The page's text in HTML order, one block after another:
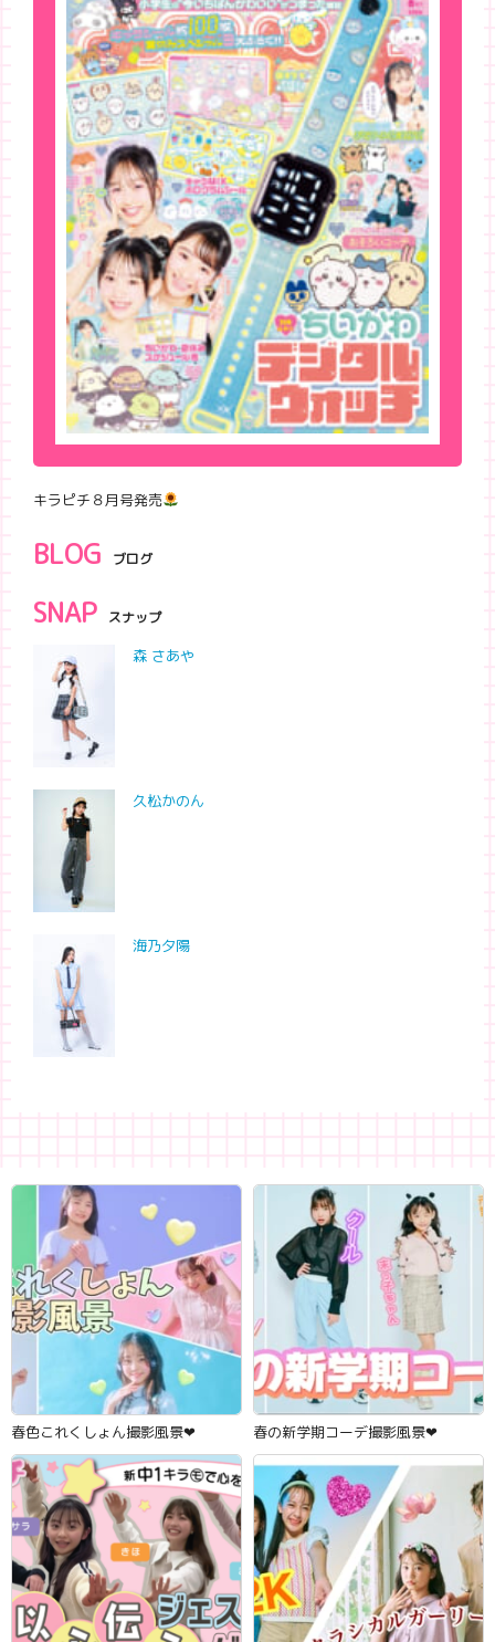
キラピチ８月号発売
BLOG ブログ
SNAP スナップ
森 さあや
久松かのん
海乃夕陽
春色これくしょん撮影風景‪‪❤︎‬ 春の新学期コーデ撮影風景‪‪❤︎‬